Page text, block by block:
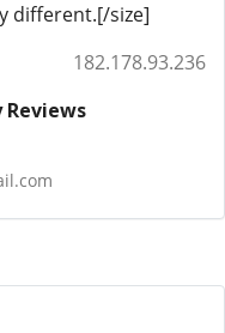
different.[/size]
182.178.93.236